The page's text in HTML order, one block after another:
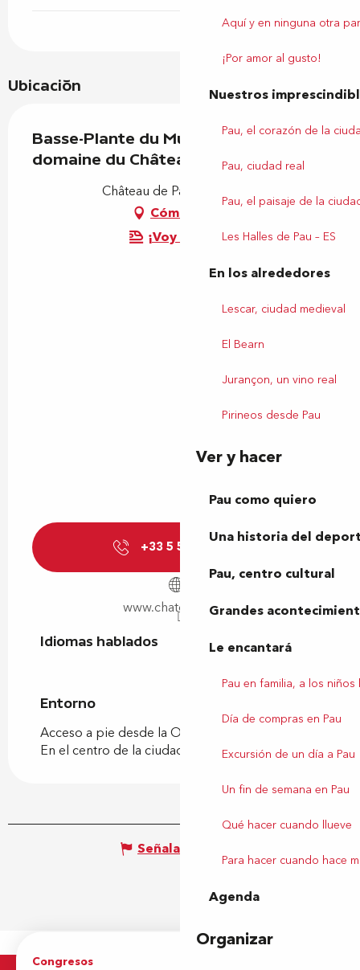
Aquí y en ninguna otra
¡Por amor al gusto!
Nuestros
Pau, el corazón de la
Pau, ciudad real
Pau, el paisaje de la
Les Halles de Pau – ES
En los alrededores
Lescar, ciudad medieval
El Bearn
Jurançon, un vino real
Pirineos desde Pau
Ver y hacer
Pau como quiero
Una historia del
Pau, centro cultural
Grandes
Le encantará
Pau en familia, a los niños
Día de compras en Pau
Excursión de un día a Pau
Un fin de semana en Pau
Qué hacer cuando llueve
Para hacer cuando hace
Agenda
Organizar
Ubicación
Basse-Plante du Musée national et
domaine du Château de Pau
Château de Pau, 64000 Pau
Cómo llegar
¡Voy en tren!
+33 5 59 82 38
www.chateau-pau.fr
Idiomas hablados
Idiomas hablados
Entorno
Entorno
Acceso a pie desde la Oficina de Turismo
En el centro de la ciudad
Señalar un error
Congresos